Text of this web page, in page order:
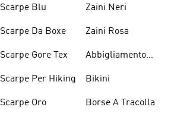
Scarpe Blu
Scarpe Da Boxe
Scarpe Gore Tex
Scarpe Per Hiking
Scarpe Oro
Zaini Neri
Zaini Rosa
Abbigliamento
Bikini
Borse A Tracolla